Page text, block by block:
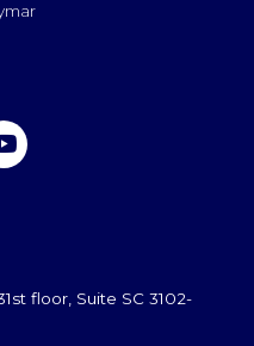
floor, Suite SC 3102-